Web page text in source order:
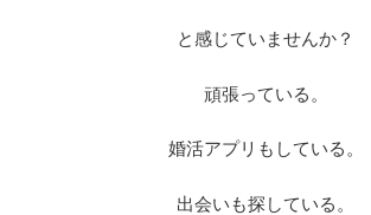
と感じていませんか？
頑張っている。
婚活アプリもしている。
出会いも探している。